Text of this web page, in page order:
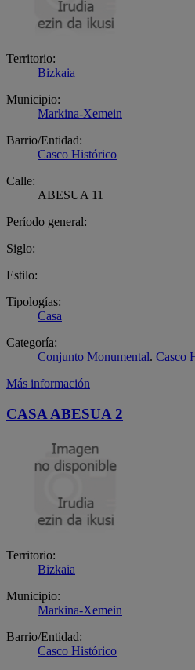
Territorio:
Bizkaia
Municipio:
Markina-Xemein
Barrio/Entidad:
Casco Histórico
Calle:
ABESUA 11
Período general:
Siglo:
Estilo:
Tipologías:
Casa
Categoría:
Conjunto Monumental. Casco
Más información
CASA ABESUA 2
Territorio:
Bizkaia
Municipio:
Markina-Xemein
Barrio/Entidad:
Casco Histórico